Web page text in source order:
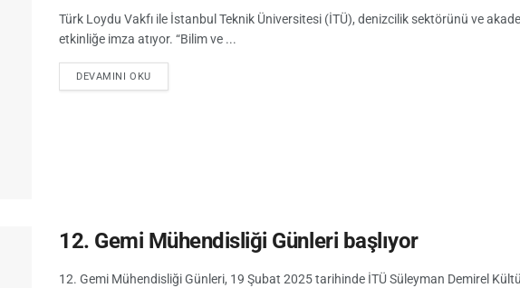
Türk Loydu Vakfı ile İstanbul Teknik Üniversitesi (İTÜ), denizcilik sektörünü ve
etkinliğe imza atıyor. “Bilim ve ...
DEVAMINI OKU
12. Gemi Mühendisliği Günleri başlıyor
12. Gemi Mühendisliği Günleri, 19 Şubat 2025 tarihinde İTÜ Süleyman Demirel